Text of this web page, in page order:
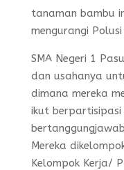
tanaman bambu
mengurangi
SMA Negeri 1
dan usahanya
dimana mereka
ikut berpartisipasi
Mereka
Kelompok Kerja/